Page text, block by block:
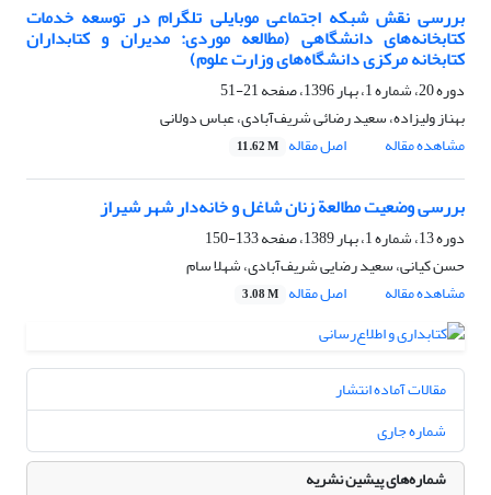
بررسی نقش شبکه‌ اجتماعی موبایلی تلگرام در توسعه خدمات
کتابخانه‌های دانشگاهی (مطالعه موردی: مدیران و کتابداران
کتابخانه‌ مرکزی دانشگاه‌های وزارت علوم)
دوره 20، شماره 1، بهار 1396، صفحه
21-51
بهناز ولیزاده، سعید رضائی شریف‌آبادی، عباس دولانی
مشاهده مقاله
اصل مقاله 11.62 M
بررسی وضعیت مطالعة زنان شاغل و خانه‌دار شهر شیراز
دوره 13، شماره 1، بهار 1389، صفحه
133-150
حسن کیانی، سعید رضایی شریف‌آبادی، شهلا سام
مشاهده مقاله
اصل مقاله 3.08 M
مقالات آماده انتشار
شماره جاری
شماره‌های پیشین نشریه